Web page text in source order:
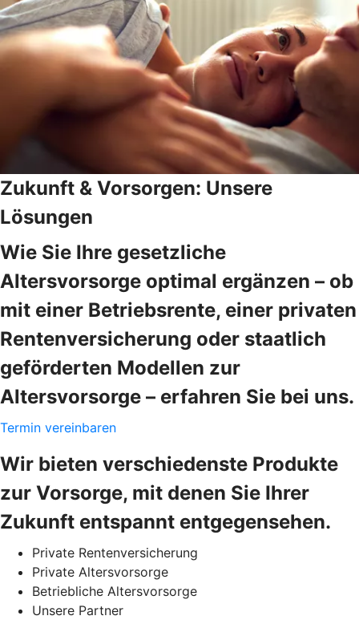
Zukunft & Vorsorgen: Unsere
Lösungen
Wie Sie Ihre gesetzliche
Altersvorsorge optimal ergänzen – ob
mit einer Betriebsrente, einer privaten
Rentenversicherung oder staatlich
geförderten Modellen zur
Altersvorsorge – erfahren Sie bei uns.
Termin vereinbaren
Wir bieten verschiedenste Produkte
zur Vorsorge, mit denen Sie Ihrer
Zukunft entspannt entgegensehen.
Private Rentenversicherung
Private Altersvorsorge
Betriebliche Altersvorsorge
Unsere Partner